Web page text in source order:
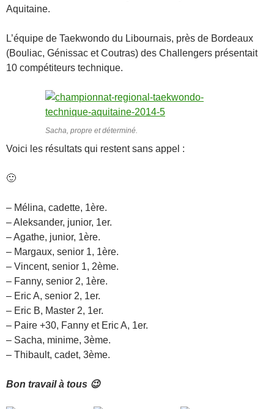
Aquitaine.
L’équipe de Taekwondo du Libournais, près de Bordeaux
(Bouliac, Génissac et Coutras) des Challengers présentait
10 compétiteurs technique.
Sacha, propre et déterminé.
Voici les résultats qui restent sans appel :
🙂
– Mélina, cadette, 1ère.
– Aleksander, junior, 1er.
– Agathe, junior, 1ère.
– Margaux, senior 1, 1ère.
– Vincent, senior 1, 2ème.
– Fanny, senior 2, 1ère.
– Eric A, senior 2, 1er.
– Eric B, Master 2, 1er.
– Paire +30, Fanny et Eric A, 1er.
– Sacha, minime, 3ème.
– Thibault, cadet, 3ème.
Bon travail à tous 😉